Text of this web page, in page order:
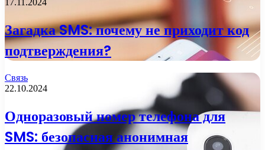
17.11.2024
Загадка SMS: почему не приходит код
подтверждения?
Связь
22.10.2024
Одноразовый номер телефона для
SMS: безопасная анонимная